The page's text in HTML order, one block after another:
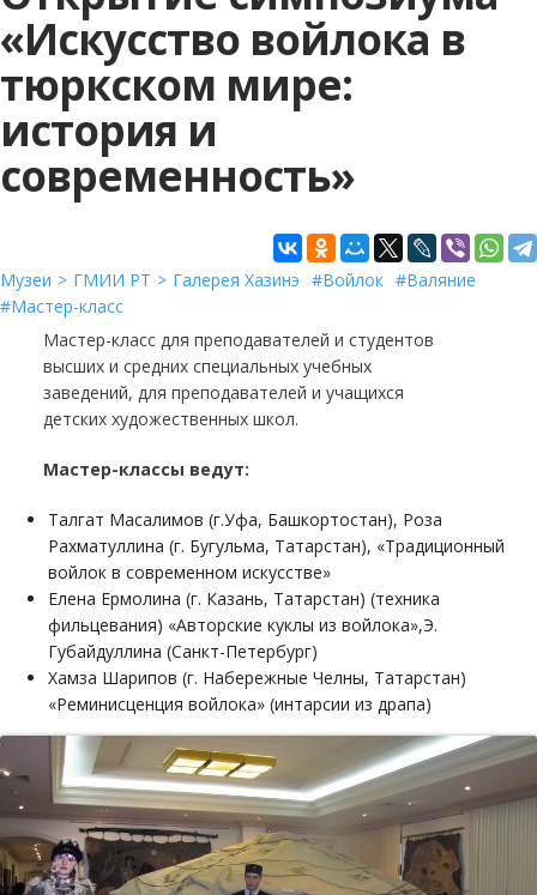
«Искусство войлока в
тюркском мире:
история и
современность»
Музеи ГМИИ РТ Галерея Хазинэ Войлок
Валяние
Мастер-класс
Мастер-класс для преподавателей и студентов
высших и средних специальных учебных
заведений, для преподавателей и учащихся
детских художественных школ.
Мастер-классы ведут:
Талгат Масалимов (г.Уфа, Башкортостан), Роза
Рахматуллина (г. Бугульма, Татарстан), «Традиционный
войлок в современном искусстве»
Елена Ермолина (г. Казань, Татарстан) (техника
фильцевания) «Авторские куклы из войлока»,Э.
Губайдуллина (Санкт-Петербург)
Хамза Шарипов (г. Набережные Челны, Татарстан)
«Реминисценция войлока» (интарсии из драпа)